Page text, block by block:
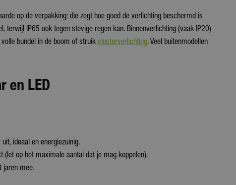
op de verpakking: die zegt hoe goed de verlichting beschermd is
terwijl IP65 ook tegen stevige regen kan. Binnenverlichting (vaak IP20)
volle bundel in de boom of struik clusterverlichting. Veel buitenmodellen
en LED
ideaal en energiezuinig.
op het maximale aantal dat je mag koppelen).
jaren mee.